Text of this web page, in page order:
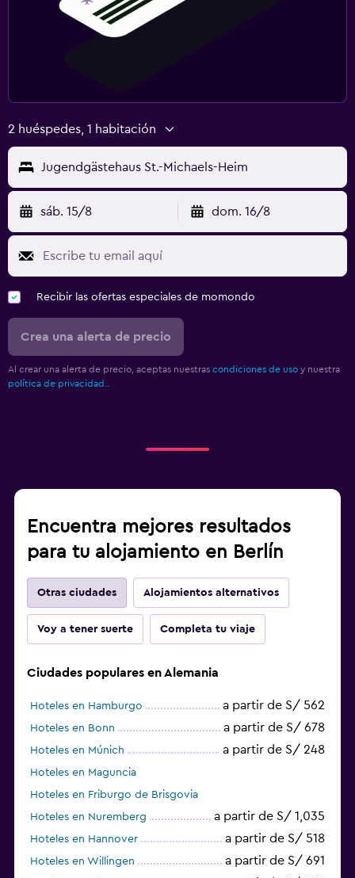
2 huéspedes, 1 habitación
Jugendgästehaus St.-Michaels-Heim
sáb. 15/8 dom. 16/8
Recibir las ofertas especiales de momondo
Crea una alerta de precio
Al crear una alerta de precio, aceptas nuestras condiciones de uso y nuestra
política de privacidad.
Encuentra mejores resultados
para tu alojamiento en Berlín
Otras ciudades Alojamientos alternativos
Voy a tener suerte Completa tu viaje
Ciudades populares en Alemania
Hoteles en Hamburgo a partir de S/ 562
Hoteles en Bonn a partir de S/ 678
Hoteles en Múnich a partir de S/ 248
Hoteles en Maguncia
Hoteles en Friburgo de Brisgovia
Hoteles en Nuremberg
a partir de S/ 1,035
Hoteles en Hannover a partir de S/ 518
Hoteles en Willingen a partir de S/ 691